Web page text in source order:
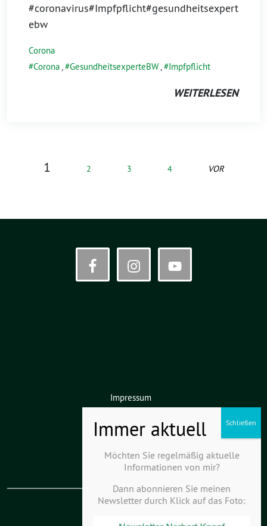
#coronavirus#Impfpflicht#gesundheitsexpert
ebw
Corona
Corona, GesundheitsexperteBW, Impfpflicht
WEITERLESEN
1 2 3 4 VOR
Impressum
Möchten Sie regelmäßig aktuelle
Informationen von mir?
Dann abonnieren Sie meinen
Newsletter durch Klick auf das Foto: